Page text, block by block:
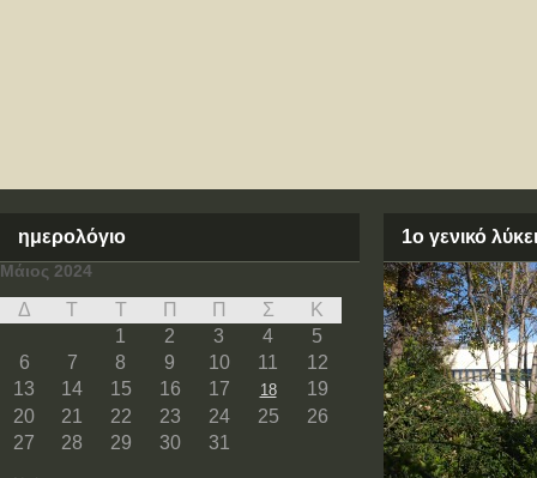
ημερολόγιο
Μάιος 2024
Δ Τ Τ Π Π Σ
Κ
1
2 3 4
5
6
7 8 9 10 11
12
13
14 15 16 17 18
19
20
21 22 23 24 25
26
27
28 29 30 31
1ο γενικό